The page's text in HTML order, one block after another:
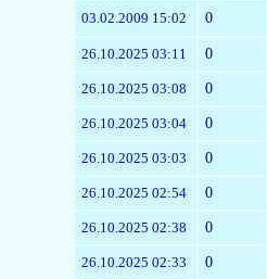
03.02.2009 15:02 0
26.10.2025 03:11 0
26.10.2025 03:08 0
26.10.2025 03:04 0
26.10.2025 03:03 0
26.10.2025 02:54 0
26.10.2025 02:38 0
26.10.2025 02:33 0